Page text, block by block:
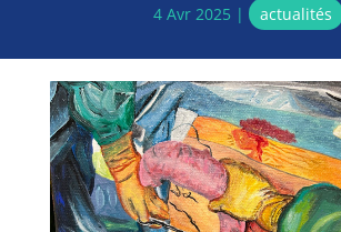
4 Avr 2025 | actualités